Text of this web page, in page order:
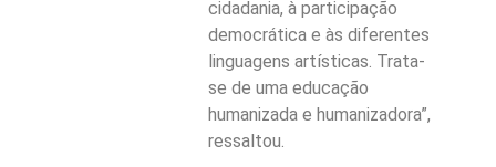
cidadania, à participação
democrática e às diferentes
linguagens artísticas. Trata-
se de uma educação
humanizada e humanizadora”,
ressaltou.